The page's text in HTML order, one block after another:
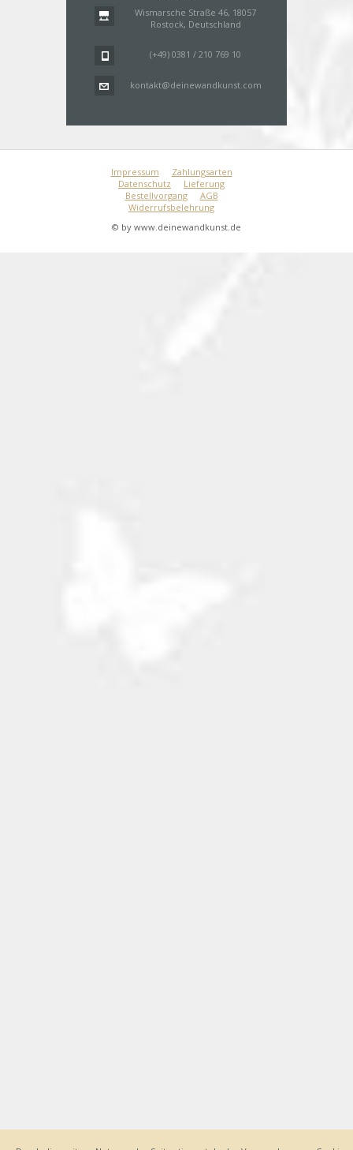
Wismarsche Straße 46, 18057
Rostock, Deutschland
(+49) 0381 / 210 769 10
kontakt@deinewandkunst.com
Impressum
Zahlungsarten
Datenschutz
Lieferung
Bestellvorgang
AGB
Widerrufsbelehrung
© by www.deinewandkunst.de